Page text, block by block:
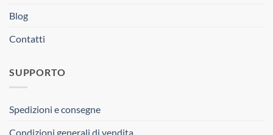
Blog
Contatti
SUPPORTO
Spedizioni e consegne
Condizioni generali di vendita